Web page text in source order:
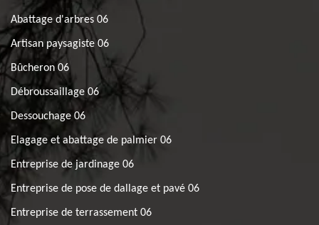
Abattage d'arbres 06
Artisan paysagiste 06
Bûcheron 06
Débroussaillage 06
Dessouchage 06
Elagage et abattage de palmier 06
Entreprise de jardinage 06
Entreprise de pose de dallage et pavé 06
Entreprise de terrassement 06